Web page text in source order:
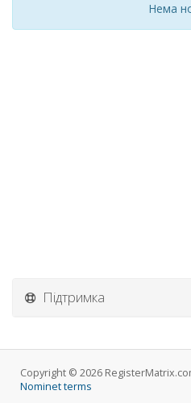
Нема
Підтримка
Copyright © 2026
Nominet terms